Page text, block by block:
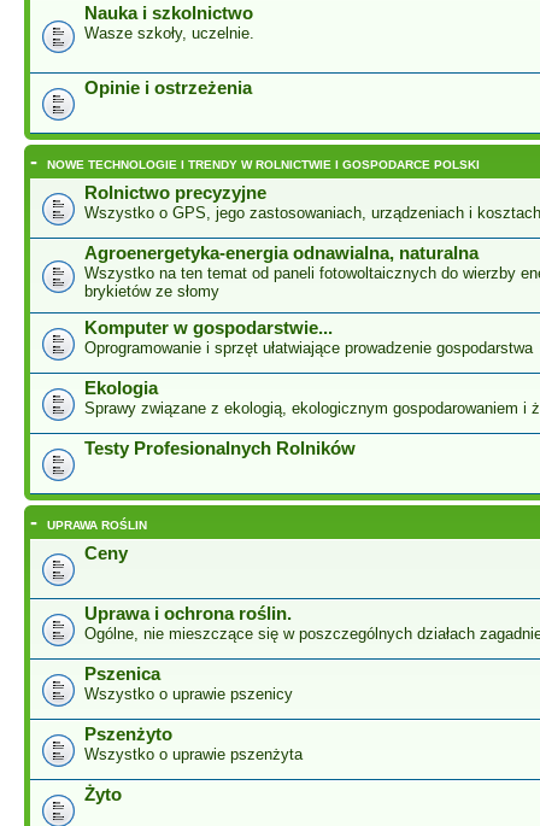
Nauka i szkolnictwo
Wasze szkoły, uczelnie.
Opinie i ostrzeżenia
- NOWE TECHNOLOGIE I TRENDY W ROLNICTWIE I GOSPODARCE POLSKI
Rolnictwo precyzyjne
Wszystko o GPS, jego zastosowaniach, urządzeniach i kosztach
Agroenergetyka-energia odnawialna, naturalna
Wszystko na ten temat od paneli fotowoltaicznych do wierzby
brykietów ze słomy
Komputer w gospodarstwie...
Oprogramowanie i sprzęt ułatwiające prowadzenie gospodarstwa
Ekologia
Sprawy związane z ekologią, ekologicznym gospodarowaniem i
Testy Profesionalnych Rolników
- UPRAWA ROŚLIN
Ceny
Uprawa i ochrona roślin.
Ogólne, nie mieszczące się w poszczególnych działach
Pszenica
Wszystko o uprawie pszenicy
Pszenżyto
Wszystko o uprawie pszenżyta
Żyto